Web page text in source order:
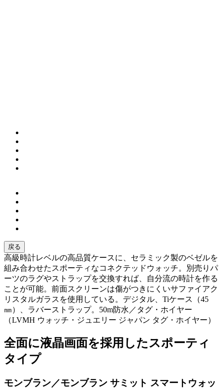
戻る
高級時計レベルの高品質ケースに、セラミック製のベゼルを
組み合わせたスポーティなコネクテッドウォッチ。別売りパ
ーツのラグやストラップを交換すれば、自分流の時計を作る
ことが可能。前面スクリーンは傷がつきにくいサファイアク
リスタルガラスを使用している。デジタル、Tiケース（45
㎜）、ラバーストラップ。50m防水／タグ・ホイヤー
（LVMH ウォッチ・ジュエリー ジャパン タグ・ホイヤー）
全面に液晶画面を採用したスポーティ
タイプ
モンブラン／モンブラン サミット スマートウォッ